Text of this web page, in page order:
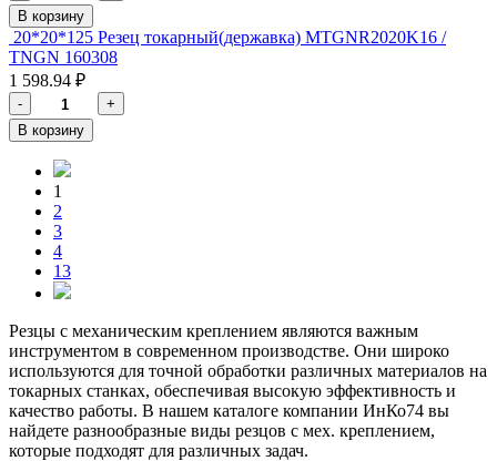
В корзину
20*20*125 Резец токарный(державка) MTGNR2020K16 /
TNGN 160308
1 598.94 ₽
-
+
В корзину
1
2
3
4
13
Резцы с механическим креплением являются важным
инструментом в современном производстве. Они широко
используются для точной обработки различных материалов на
токарных станках, обеспечивая высокую эффективность и
качество работы. В нашем каталоге компании ИнКо74 вы
найдете разнообразные виды резцов с мех. креплением,
которые подходят для различных задач.